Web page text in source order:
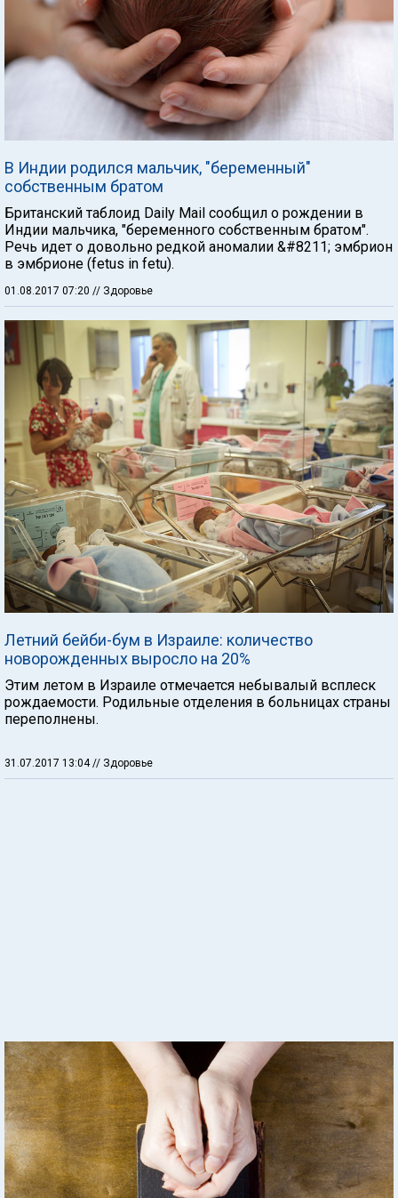
В Индии родился мальчик, "беременный"
собственным братом
Британский таблоид Daily Mail сообщил о рождении в
Индии мальчика, "беременного собственным братом".
Речь идет о довольно редкой аномалии &#8211; эмбрион
в эмбрионе (fetus in fetu).
01.08.2017 07:20 // Здоровье
Летний бейби-бум в Израиле: количество
новорожденных выросло на 20%
Этим летом в Израиле отмечается небывалый всплеск
рождаемости. Родильные отделения в больницах страны
переполнены.
31.07.2017 13:04 // Здоровье